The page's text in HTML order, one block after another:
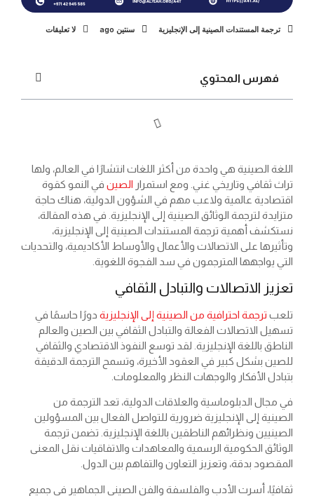
ترجمة المستندات الصينية إلى الإنجليزية سنتين ago لا تعليقات
فهرس المحتوي
اللغة الصينية هي واحدة من أكثر اللغات انتشارًا في العالم، ولها
تراث ثقافي وتاريخي غني. ومع استمرار الصين في النمو كقوة
اقتصادية عالمية ولاعب مهم في الشؤون الدولية، هناك حاجة
متزايدة لترجمة الوثائق الصينية إلى الإنجليزية. في هذه المقالة،
نستكشف أهمية ترجمة المستندات الصينية إلى الإنجليزية،
وتأثيرها على الاتصالات والأعمال والأوساط الأكاديمية، والتحديات
التي يواجهها المترجمون في سد الفجوة اللغوية.
تعزيز الاتصالات والتبادل الثقافي
تلعب ترجمة احترافية من الصينية إلى الإنجليزية دورًا حاسمًا في
تسهيل الاتصالات الفعالة والتبادل الثقافي بين الصين والعالم
الناطق باللغة الإنجليزية. لقد توسع النفوذ الاقتصادي والثقافي
للصين بشكل كبير في العقود الأخيرة، وتسمح الترجمة الدقيقة
بتبادل الأفكار والوجهات النظر والمعلومات.
في مجال الدبلوماسية والعلاقات الدولية، تعد الترجمة من
الصينية إلى الإنجليزية ضرورية للتواصل الفعال بين المسؤولين
الصينيين ونظرائهم الناطقين باللغة الإنجليزية. تضمن ترجمة
الوثائق الحكومية الرسمية والمعاهدات والاتفاقيات نقل المعنى
المقصود بدقة، وتعزيز التعاون والتفاهم بين الدول.
ثقافيًا، أسرت الأدب والفلسفة والفن الصيني الجماهير في جميع